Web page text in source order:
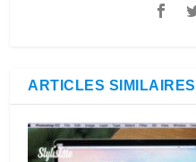
ARTICLES SIMILAIRES